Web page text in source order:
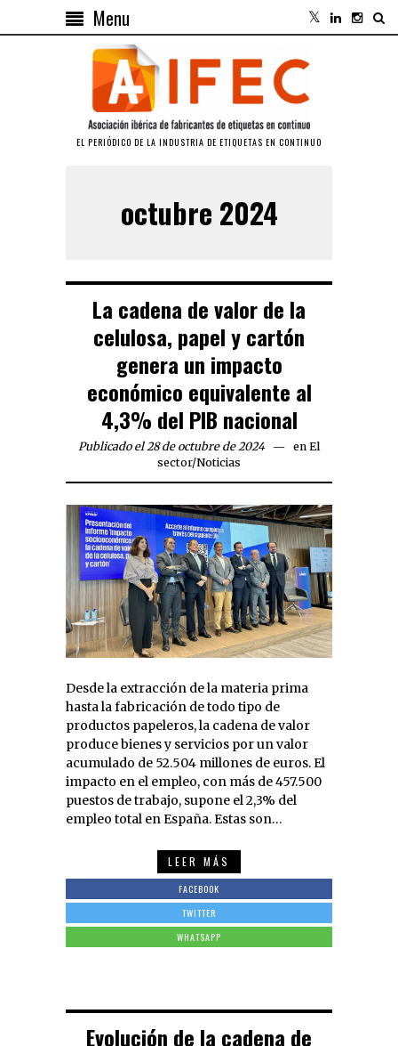
Menu
EL PERIÓDICO DE LA INDUSTRIA DE ETIQUETAS EN CONTINUO
octubre 2024
La cadena de valor de la
celulosa, papel y cartón
genera un impacto
económico equivalente al
4,3% del PIB nacional
Publicado el 28 de octubre de 2024 en El
sector/Noticias
Desde la extracción de la materia prima
hasta la fabricación de todo tipo de
productos papeleros, la cadena de valor
produce bienes y servicios por un valor
acumulado de 52.504 millones de euros. El
impacto en el empleo, con más de 457.500
puestos de trabajo, supone el 2,3% del
empleo total en España. Estas son…
LEER MÁS
FACEBOOK
TWITTER
WHATSAPP
Evolución de la cadena de